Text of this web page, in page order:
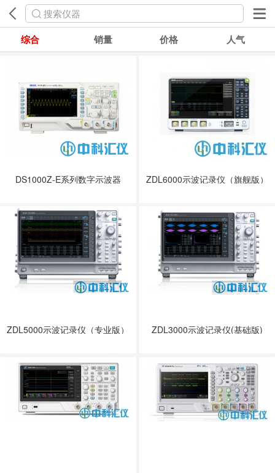
搜索仪器
综合 销量 价格 人气
DS1000Z-E系列数字示波器 ZDL6000示波记录仪（旗舰版）
ZDL5000示波记录仪（专业版） ZDL3000示波记录仪(基础版)